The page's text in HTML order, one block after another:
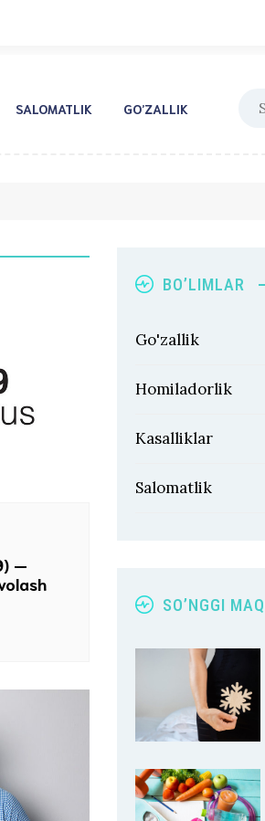
SALOMATLIK GO’ZALLIK
—
BO’LIMLAR
Go'zallik
Homiladorlik
Kasalliklar
Salomatlik
SO’NGGI